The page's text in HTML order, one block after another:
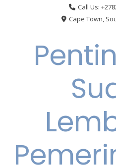
Call Us:
Cape Town,